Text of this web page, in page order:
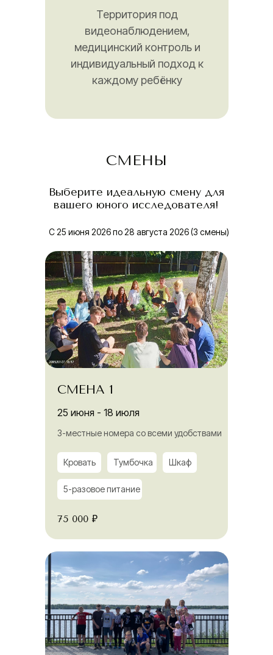
Территория под
видеонаблюдением,
медицинский контроль и
индивидуальный подход к
каждому ребёнку
СМЕНЫ
СМЕНА 1
3-местные номера со всеми удобствами
25 июня - 18 июля
75 000 ₽
5-разовое питание
Шкаф
Тумбочка
Кровать
Выберите идеальную смену для
вашего юного исследователя!
С 25 июня 2026 по 28 августа 2026 (3 смены)